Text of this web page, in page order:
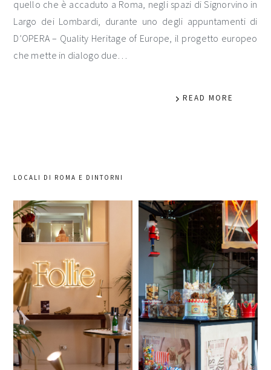
quello che è accaduto a Roma, negli spazi di Signorvino in
Largo dei Lombardi, durante uno degli appuntamenti di
D’OPERA – Quality Heritage of Europe, il progetto europeo
che mette in dialogo due…
READ MORE
LOCALI DI ROMA E DINTORNI